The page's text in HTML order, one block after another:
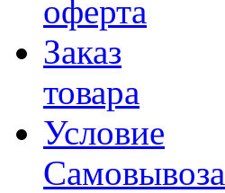
оферта
Заказ
товара
Условие
Самовывоза